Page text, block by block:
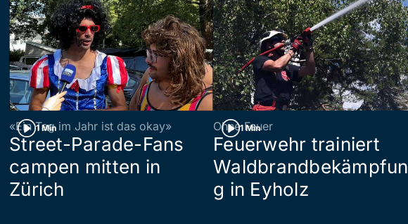
1 Min
«Ein Tag im Jahr ist das okay»
Street-Parade-Fans
campen mitten in
Zürich
1 Min
Ohne Feuer
Feuerwehr trainiert
Waldbrandbekämpfun
g in Eyholz